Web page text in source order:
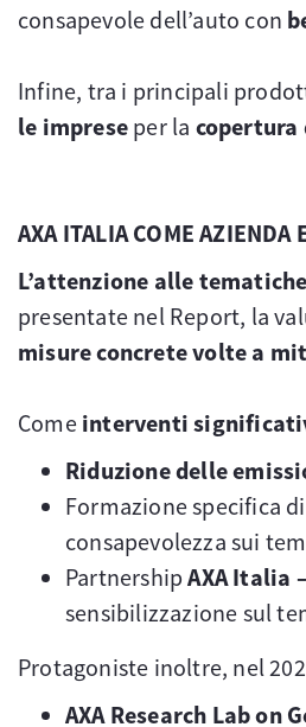
consapevole dell’auto con
Infine, tra i principali
le imprese per la
AXA ITALIA COME AZIENDA
L’attenzione alle
presentate nel Report, la
misure concrete volte a
Come interventi
Riduzione delle
Formazione specifica
consapevolezza sui
PartnershipAXA Italia
sensibilizzazione sul
Protagoniste inoltre, nel
AXA Research Lab on